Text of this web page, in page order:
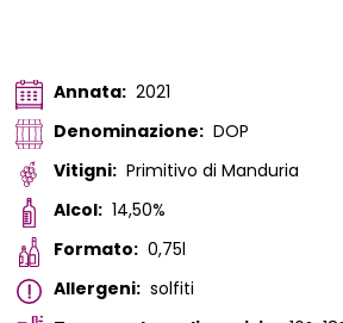
Annata: 2021
Denominazione: DOP
Vitigni: Primitivo di Manduria
Alcol: 14,50%
Formato: 0,75l
Allergeni: solfiti